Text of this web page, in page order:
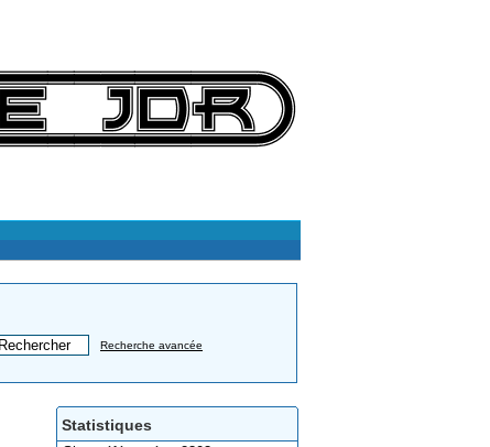
Recherche avancée
Statistiques